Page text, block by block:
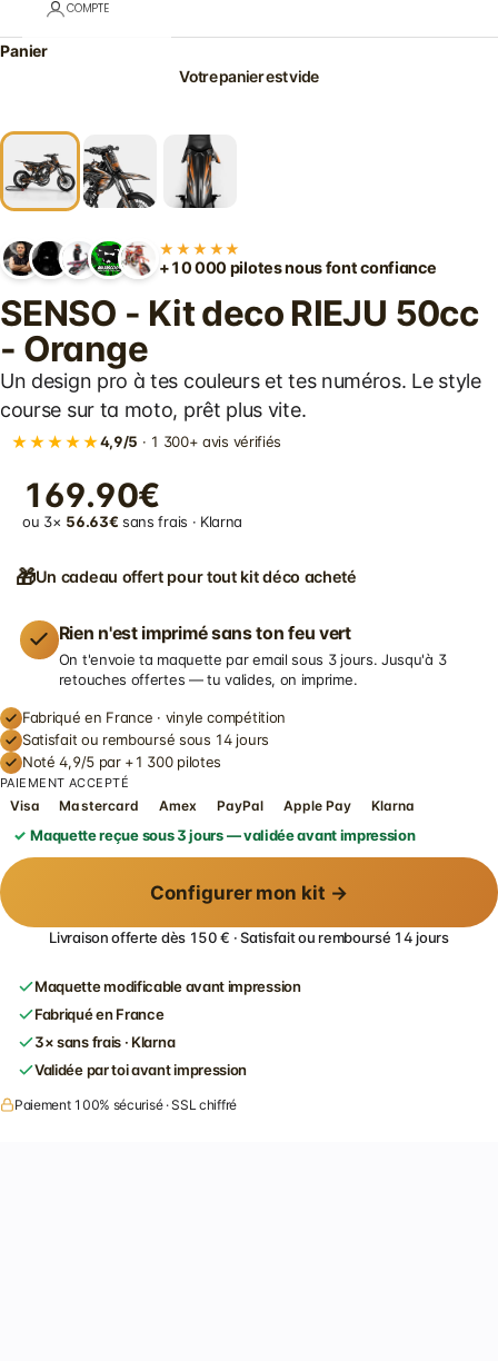
COMPTE
Panier
Votre panier est vide
★★★★★
+10 000 pilotes nous font confiance
SENSO - Kit deco RIEJU 50cc
- Orange
Un design pro à tes couleurs et tes numéros. Le style
course sur ta moto, prêt plus vite.
★★★★★4,9/5 · 1 300+ avis vérifiés
169.90€
ou 3× 56.63€ sans frais · Klarna
🎁Un cadeau offert pour tout kit déco acheté
Rien n'est imprimé sans ton feu vert
On t'envoie ta maquette par email sous 3 jours. Jusqu'à 3
retouches offertes — tu valides, on imprime.
Fabriqué en France · vinyle compétition
Satisfait ou remboursé sous 14 jours
Noté 4,9/5 par +1 300 pilotes
PAIEMENT ACCEPTÉ
Visa Mastercard Amex PayPal Apple Pay Klarna
Maquette reçue sous 3 jours — validée avant impression
Configurer mon kit →
Livraison offerte dès 150 € · Satisfait ou remboursé 14 jours
Maquette modificable avant impression
Fabriqué en France
3× sans frais · Klarna
Validée par toi avant impression
Paiement 100% sécurisé · SSL chiffré